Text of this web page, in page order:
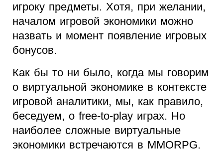
игроку предметы. Хотя, при желании,
началом игровой экономики можно
назвать и момент появление игровых
бонусов.
Как бы то ни было, когда мы говорим
о виртуальной экономике в контексте
игровой аналитики, мы, как правило,
беседуем, о free-to-play играх. Но
наиболее сложные виртуальные
экономики встречаются в MMORPG.